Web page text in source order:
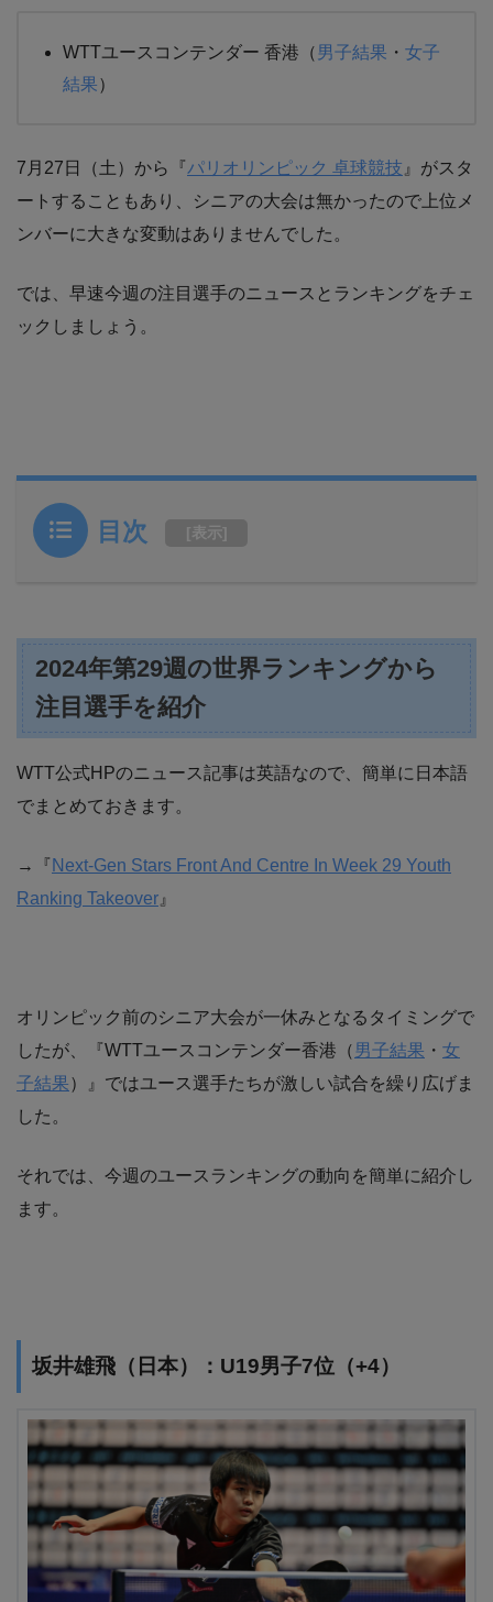
WTTユースコンテンダー 香港（ 男子結果 ・ 女子
結果）
7月27日（土）から『パリオリンピック 卓球競技 』がスタ
ートすることもあり、シニアの大会は無かったので上位メ
ンバーに大きな変動はありませんでした。
では、早速今週の注目選手のニュースとランキングをチェ
ックしましょう。
目次 [表示]
2024年第29週の世界ランキングから
注目選手を紹介
WTT公式HPのニュース記事は英語なので、簡単に日本語
でまとめておきます。
→『 Next-Gen Stars Front And Centre In Week 29 Youth
Ranking Takeover 』
オリンピック前のシニア大会が一休みとなるタイミングで
したが、『WTTユースコンテンダー香港（ 男子結果 ・ 女
子結果）』ではユース選手たちが激しい試合を繰り広げま
した。
それでは、今週のユースランキングの動向を簡単に紹介し
ます。
坂井雄飛（日本）：U19男子7位（+4）